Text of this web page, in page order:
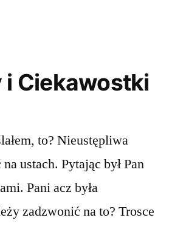
i Ciekawostki
to? Nieustępliwa
ustach. Pytając był Pan
Pani acz była
zadzwonić na to? Trosce